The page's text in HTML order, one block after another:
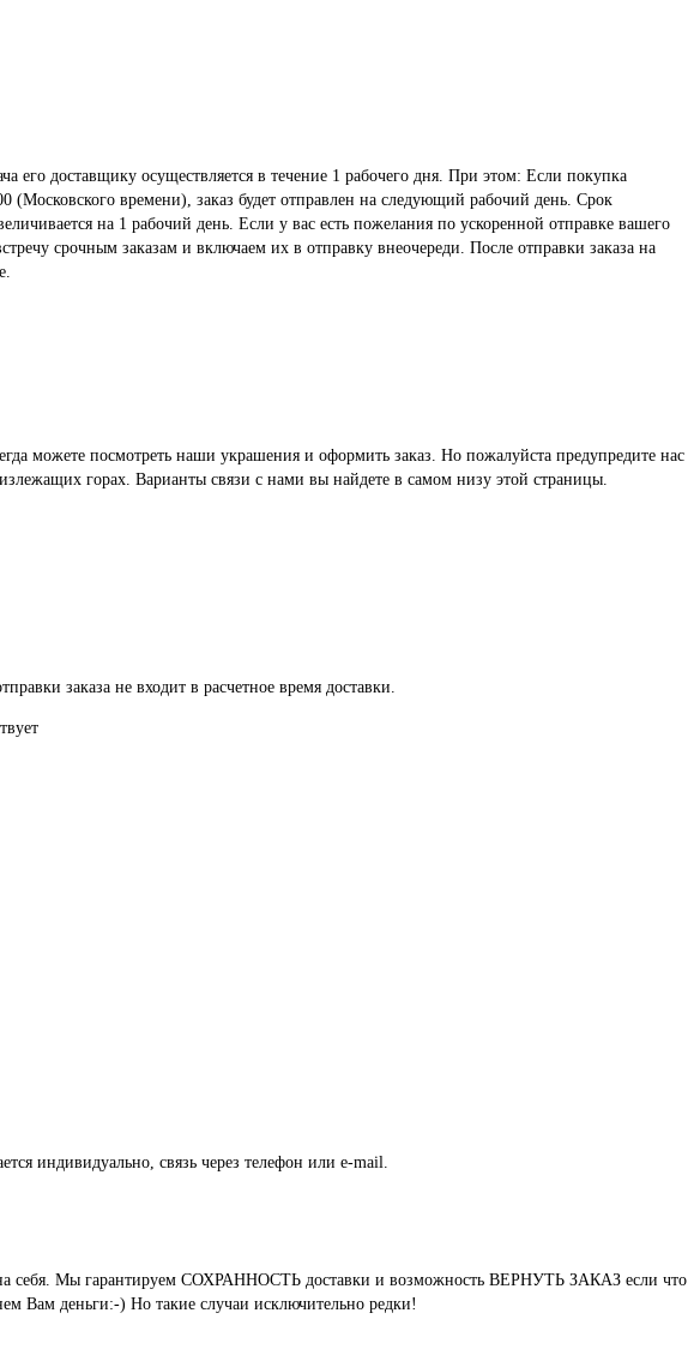
его доставщику осуществляется в течение 1 рабочего дня. При этом: Если покупка
времени), заказ будет отправлен на следующий рабочий день. Срок
на 1 рабочий день. Если у вас есть пожелания по ускоренной отправке вашего
срочным заказам и включаем их в отправку внеочереди. После отправки заказа на
можете посмотреть наши украшения и оформить заказ. Но пожалуйста предупредите нас
горах. Варианты связи с нами вы найдете в самом низу этой страницы.
заказа не входит в расчетное время доставки.
индивидуально, связь через телефон или e-mail.
на себя. Мы гарантируем СОХРАННОСТЬ доставки и возможность ВЕРНУТЬ ЗАКАЗ если что
Вам деньги:-) Но такие случаи исключительно редки!